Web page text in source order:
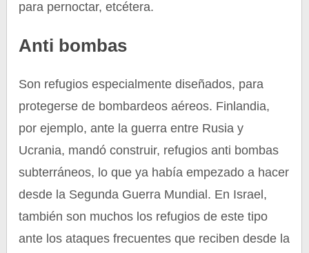
para pernoctar, etcétera.
Anti bombas
Son refugios especialmente diseñados, para
protegerse de bombardeos aéreos. Finlandia,
por ejemplo, ante la guerra entre Rusia y
Ucrania, mandó construir, refugios anti bombas
subterráneos, lo que ya había empezado a hacer
desde la Segunda Guerra Mundial. En Israel,
también son muchos los refugios de este tipo
ante los ataques frecuentes que reciben desde la